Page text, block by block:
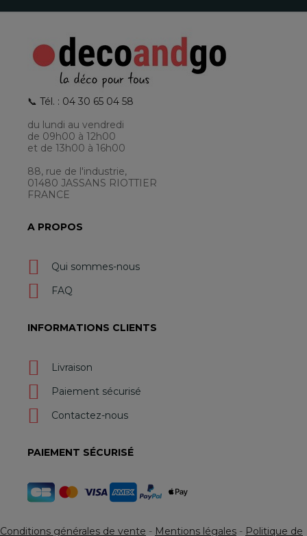
📞 Tél. : 04 30 65 04 58
du lundi au vendredi
de 09h00 à 12h00
et de 13h00 à 16h00
88, rue de l'industrie,
01480 JASSANS RIOTTIER
FRANCE
A PROPOS
Qui sommes-nous
FAQ
INFORMATIONS CLIENTS
Livraison
Paiement sécurisé
Contactez-nous
PAIEMENT SÉCURISÉ
Conditions générales de vente - Mentions légales - Politique de